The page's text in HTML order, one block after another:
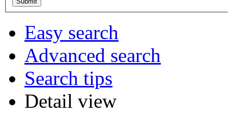
Easy search
Advanced search
Search tips
Detail view